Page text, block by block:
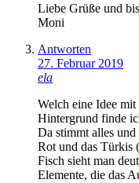
Liebe Grüße und
Moni
Antworten
27. Februar 2019
ela
Welch eine Idee
Hintergrund finde
Da stimmt alles und
Rot und das Türkis
Fisch sieht man
Elemente, die das